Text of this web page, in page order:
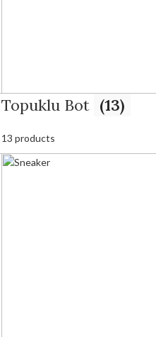
Topuklu Bot (13)
13 products